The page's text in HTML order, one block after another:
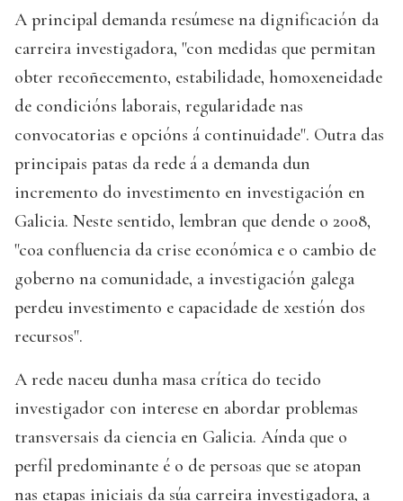
A principal demanda resúmese na dignificación da
carreira investigadora, "con medidas que permitan
obter recoñecemento, estabilidade, homoxeneidade
de condicións laborais, regularidade nas
convocatorias e opcións á continuidade". Outra das
principais patas da rede á a demanda dun
incremento do investimento en investigación en
Galicia. Neste sentido, lembran que dende o 2008,
"coa confluencia da crise económica e o cambio de
goberno na comunidade, a investigación galega
perdeu investimento e capacidade de xestión dos
recursos".
A rede naceu dunha masa crítica do tecido
investigador con interese en abordar problemas
transversais da ciencia en Galicia. Aínda que o
perfil predominante é o de persoas que se atopan
nas etapas iniciais da súa carreira investigadora, a